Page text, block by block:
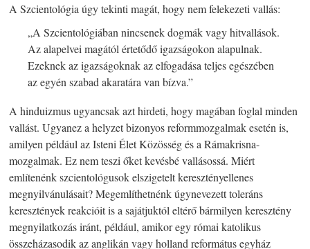
A Szcientológia úgy tekinti magát, hogy nem felekezeti vallás:
„A Szcientológiában nincsenek dogmák vagy hitvallások.
Az alapelvei magától értetődő igazságokon alapulnak.
Ezeknek az igazságoknak az elfogadása teljes egészében
az egyén szabad akaratára van bízva.”
A hinduizmus ugyancsak azt hirdeti, hogy magában foglal minden
vallást. Ugyanez a helyzet bizonyos reformmozgalmak esetén is,
amilyen például az Isteni Élet Közösség és a Rámakrisna-
mozgalmak. Ez nem teszi őket kevésbé vallásossá. Miért
említenénk szcientológusok elszigetelt keresztényellenes
megnyilvánulásait? Megemlíthetnénk úgynevezett toleráns
keresztények reakcióit is a sajátjuktól eltérő bármilyen keresztény
megnyilatkozás iránt, például, amikor egy római katolikus
összeházasodik az anglikán vagy holland református egyház